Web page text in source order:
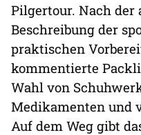
Pilgertour. Nach
Beschreibung der
praktischen
kommentierte
Wahl von
Medikamenten und
Auf dem Weg gibt